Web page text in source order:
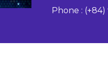
Phone :